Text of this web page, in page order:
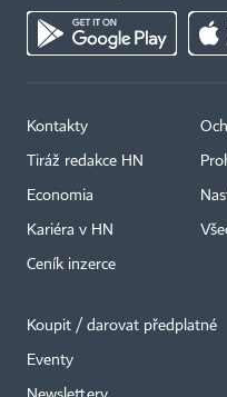
Kontakty
Tiráž redakce HN
Economia
Kariéra v HN
Ceník inzerce
Koupit / darovat předplatné
Eventy